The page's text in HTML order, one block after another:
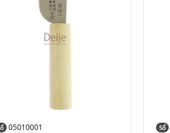
05010001 Số